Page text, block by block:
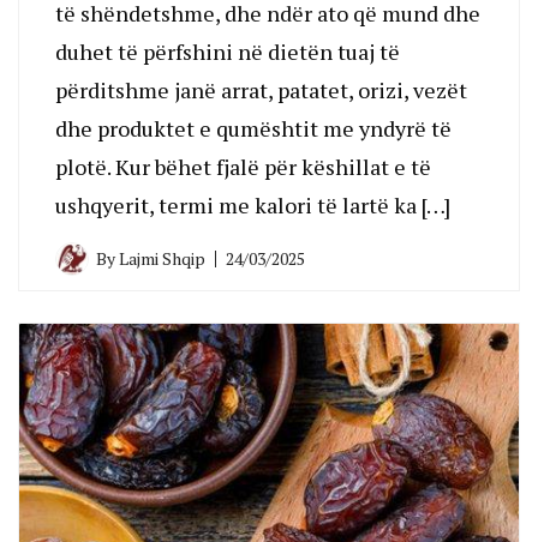
të shëndetshme, dhe ndër ato që mund dhe
duhet të përfshini në dietën tuaj të
përditshme janë arrat, patatet, orizi, vezët
dhe produktet e qumështit me yndyrë të
plotë. Kur bëhet fjalë për këshillat e të
ushqyerit, termi me kalori të lartë ka […]
ByLajmi Shqip 24/03/2025